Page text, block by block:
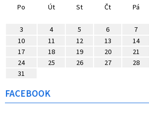
Po
Út St Čt Pá
3
4 5 6 7
10
11 12 13 14
17
18 19 20 21
24
25 26 27 28
31
FACEBOOK